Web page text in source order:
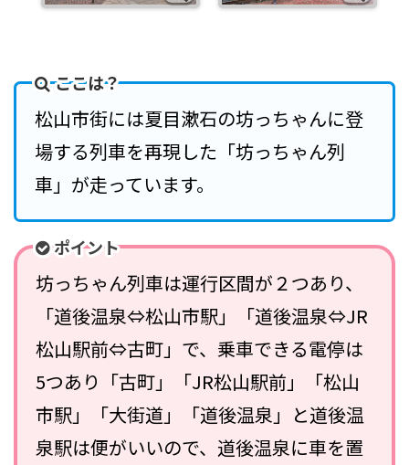
ここは？
松山市街には夏目漱石の坊っちゃんに登
場する列車を再現した「坊っちゃん列
車」が走っています。
ポイント
坊っちゃん列車は運行区間が２つあり、
「道後温泉⇔松山市駅」「道後温泉⇔JR
松山駅前⇔古町」で、乗車できる電停は
5つあり「古町」「JR松山駅前」「松山
市駅」「大街道」「道後温泉」と道後温
泉駅は便がいいので、道後温泉に車を置